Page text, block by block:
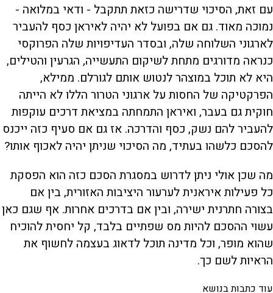
עם זאת, הסיכוי שדרישה כזאת תתקבל - ודאי במלואה -
נמוכה מאוד. גם אם בפועל לא יהיה לאיראן כסף להעביר
לארגוני השלוחה שלה, ובסדר העדיפויות שלה הפרוקסי
כנראה מדורגים מתחת לשיקום התעשייה, הגרעין והטילים,
היא לא תוכל במוצהר לנטוש אותם לגורלם. ממילא,
הפרקטיקה של החסות על ארגוני הטרור הללו לא הייתה
חוקית גם בעבר, ואיראן התמחתה במציאת דרכים עוקפות
להעביר להם נשק, כסף והדרכה. אז גם אם סעיף כזה ייכנס
להסכם כלשהו בעתיד, מה הסיכוי שניתן יהיה לאכוף אותו?
מה שכן אולי ניתן לדרוש במסגרת הסכם כזה הוא הפסקת
כל פעילות איראנית לערעור היציבות האזורית, בין אם
בצורה חתרנית ישירה, ובין אם בדרכים אחרות. אף שגם כאן
עשוי ההסכם להיות מס שפתיים בלבד, קל יחסית להוכיח
שהוא מופר, וכל מדינה תוכל לדאוג בעצמה לחשוף את
הראיות לשם כך.
עוד כתבות בנושא